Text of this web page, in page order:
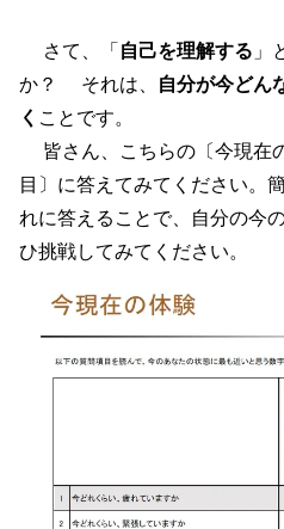
さて、「自己を理解する 」
か？ それは、 自分が今どん
く ことです。
皆さん、こちらの〔今現在
目〕に答えてみてください。
れに答えることで、自分の今
ひ挑戦してみてください。